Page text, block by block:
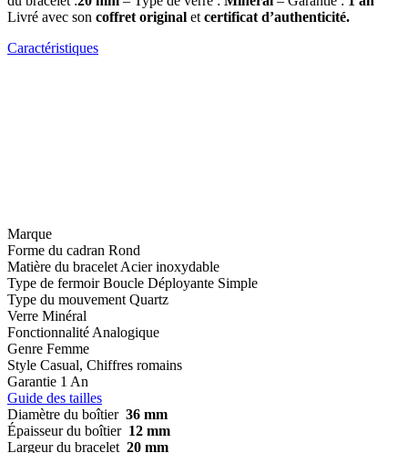
Livré avec son coffret original et certificat d’authenticité.
Caractéristiques
Marque
Forme du cadran Rond
Matière du bracelet Acier inoxydable
Type de fermoir Boucle Déployante Simple
Type du mouvement Quartz
Verre Minéral
Fonctionnalité Analogique
Genre Femme
Style Casual, Chiffres romains
Garantie 1 An
Guide des tailles
Diamètre du boîtier 36 mm
Épaisseur du boîtier 12 mm
Largeur du bracelet 20 mm